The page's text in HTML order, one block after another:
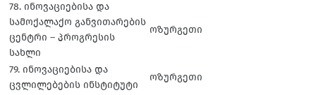
78. ინოვაციებისა და
სამოქალაქო განვითარების
ცენტრი – პროგრესის
სახლი
ოზურგეთი
79. ინოვაციებისა და
ცვლილებების ინსტიტუტი
ოზურგეთი